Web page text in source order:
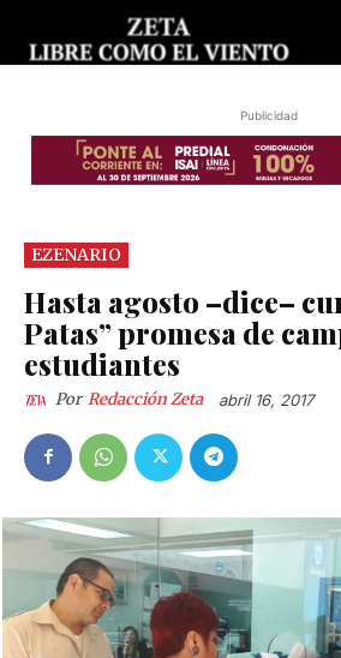
Publicidad
EZENARIO
Hasta agosto –dice–
Patas” promesa de
estudiantes
Por Redacción Zeta abril 16, 2017